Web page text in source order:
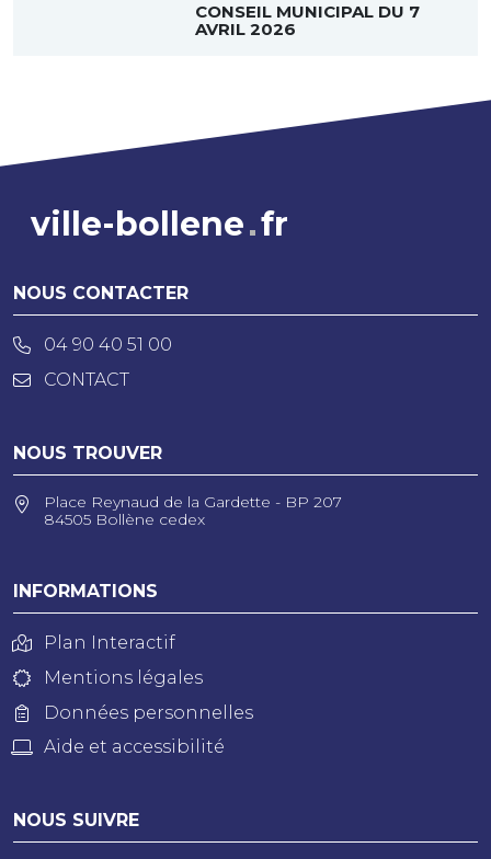
CONSEIL MUNICIPAL DU 7
AVRIL 2026
ville-bollene fr
NOUS CONTACTER
04 90 40 51 00
CONTACT
NOUS TROUVER
Place Reynaud de la Gardette - BP 207
84505 Bollène cedex
INFORMATIONS
Plan Interactif
Mentions légales
Données personnelles
Aide et accessibilité
NOUS SUIVRE